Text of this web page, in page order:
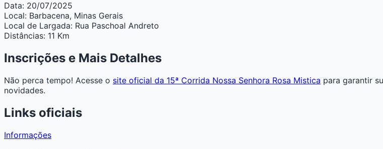
Data: 20/07/2025
Local: Barbacena, Minas Gerais
Local de Largada: Rua Paschoal Andreto
Distâncias: 11 Km
Inscrições e Mais Detalhes
Não perca tempo! Acesse o site oficial da 15ª Corrida Nossa Senhora Rosa Mistica para garantir
novidades.
Links oficiais
Informações